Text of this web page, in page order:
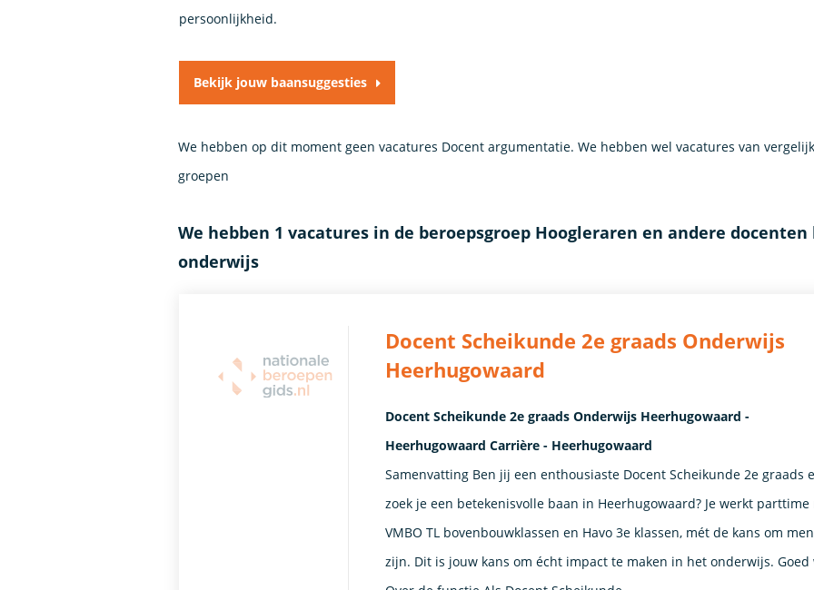
persoonlijkheid.
Bekijk jouw baansuggesties
We hebben op dit moment geen vacatures Docent argumentatie. We hebben wel vacatures van
groepen
We hebben 1 vacatures in de beroepsgroep Hoogleraren en andere docenten
onderwijs
Docent Scheikunde 2e graads Onderwijs
Heerhugowaard
Docent Scheikunde 2e graads Onderwijs Heerhugowaard -
Heerhugowaard Carrière - Heerhugowaard
Samenvatting Ben jij een enthousiaste Docent Scheikunde 2e graads
zoek je een betekenisvolle baan in Heerhugowaard? Je werkt parttime
VMBO TL bovenbouwklassen en Havo 3e klassen, mét de kans om
zijn. Dit is jouw kans om écht impact te maken in het onderwijs. Goed